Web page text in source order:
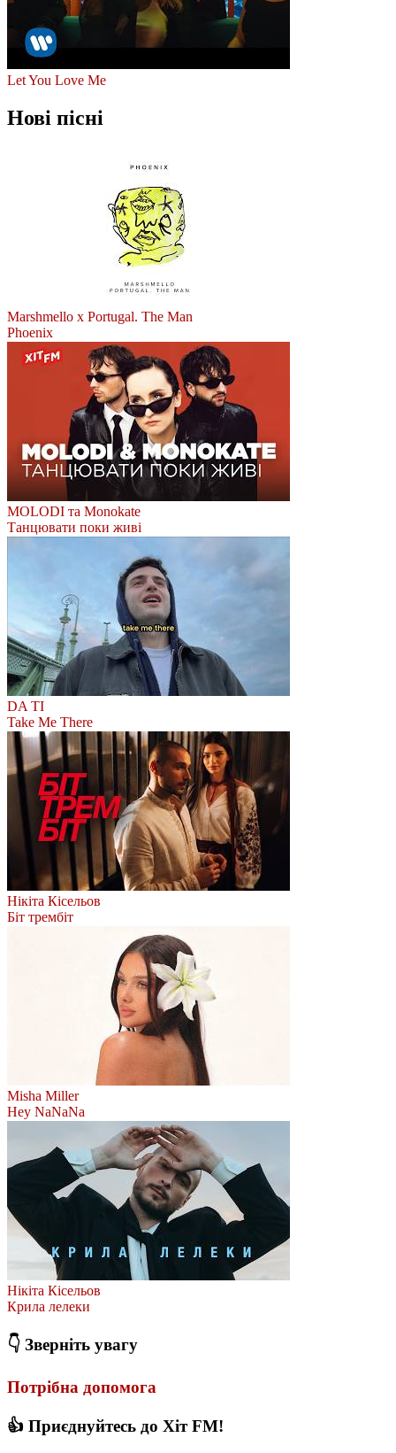
Let You Love Me
Нові пісні
Marshmello x Portugal. The Man
Phoenix
MOLODI та Monokate
Танцювати поки живі
DA TI
Take Me There
Нікіта Кісельов
Біт трембіт
Misha Miller
Hey NaNaNa
Нікіта Кісельов
Крила лелеки
👇 Зверніть увагу
Потрібна допомога
👍 Приєднуйтесь до Хіт FM!